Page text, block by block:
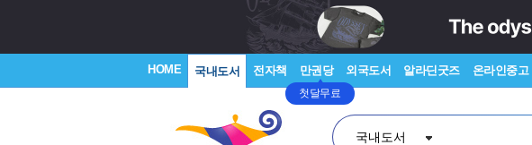
HOME 국내도서 전자책 만권당
첫달무료
외국도서 알라딘굿즈 온라인중고
국내도서